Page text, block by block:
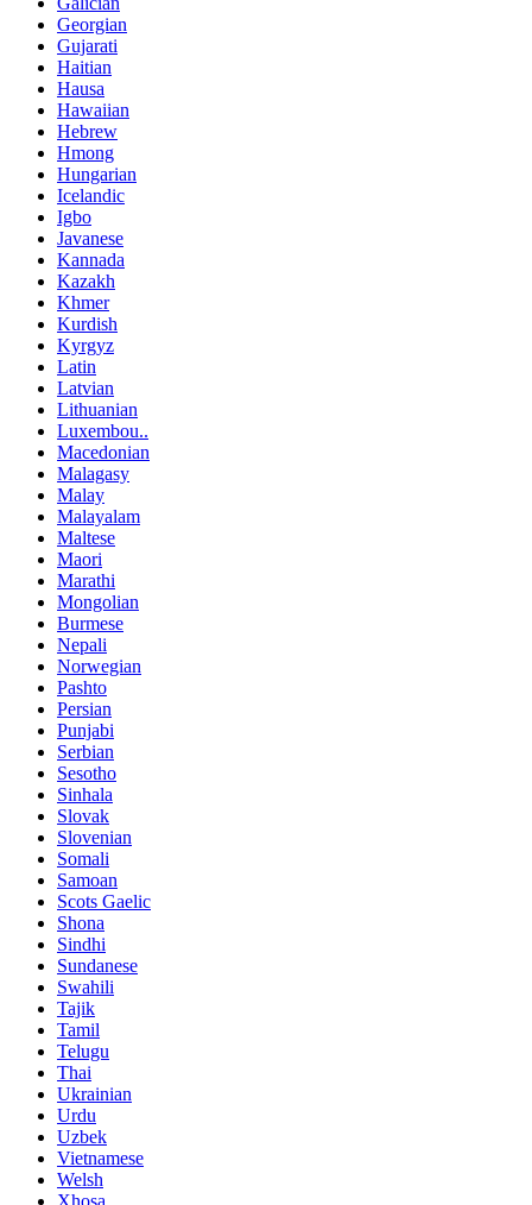
Georgian
Gujarati
Haitian
Hausa
Hawaiian
Hebrew
Hmong
Hungarian
Icelandic
Igbo
Javanese
Kannada
Kazakh
Khmer
Kurdish
Kyrgyz
Latin
Latvian
Lithuanian
Luxembou..
Macedonian
Malagasy
Malay
Malayalam
Maltese
Maori
Marathi
Mongolian
Burmese
Nepali
Norwegian
Pashto
Persian
Punjabi
Serbian
Sesotho
Sinhala
Slovak
Slovenian
Somali
Samoan
Scots Gaelic
Shona
Sindhi
Sundanese
Swahili
Tajik
Tamil
Telugu
Thai
Ukrainian
Urdu
Uzbek
Vietnamese
Welsh
Xhosa